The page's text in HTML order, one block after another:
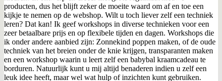
producten, dus het blijft zeker de moeite waard om af en toe een
kijkje te nemen op de webshop. Wilt u toch liever zelf een techniek
leren? Dat kan! Ik geef workshops in diverse technieken voor een
zeer betaalbare prijs en op flexibele tijden en dagen. Workshops die
ik onder andere aanbied zijn: Zonnekind poppen maken, of de oude
techniek van het breien onder de knie krijgen, transparanten maken
en een workshop waarin u leert zelf een babybal kraamcadeau te
borduren. Natuurlijk kunt u mij altijd benaderen indien u zelf een
leuk idee heeft, maar wel wat hulp of inzichten kunt gebruiken.